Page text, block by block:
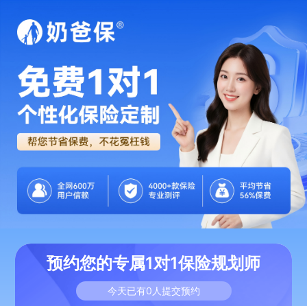
预约您的专属1对1保险规划师
今天已有0人提交预约